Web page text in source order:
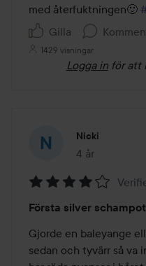
med återfuktningen🙂
Gilla
1429 visningar
Logga in för att
Nicki
4 år
Inlägget
4
av
5
Första silver schampot
Gjorde en baleyange
sedan och tyvärr så va